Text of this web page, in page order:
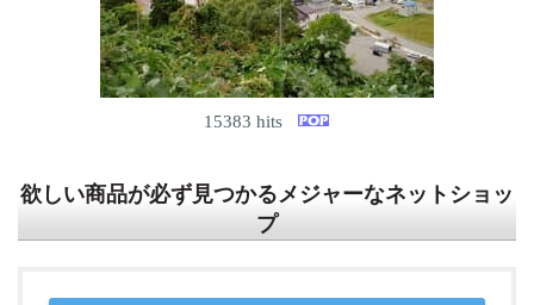
15383 hits
欲しい商品が必ず見つかるメジャーなネットショッ
プ